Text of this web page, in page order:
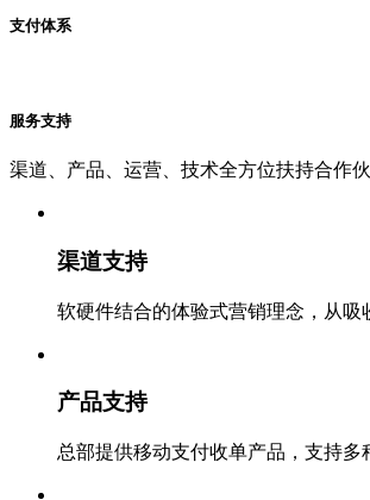
支付体系
服务支持
渠道、产品、运营、技术全方位扶持合作
渠道支持
软硬件结合的体验式营销理念，从
产品支持
总部提供移动支付收单产品，支持多